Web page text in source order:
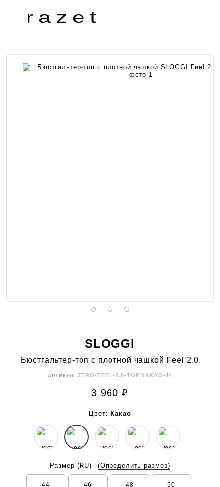
razet
SLOGGI
Бюстгальтер-топ с плотной чашкой Feel 2.0
АРТИКУЛ: ZERO-FEEL-2.0-TOP/КАКАО-44
3 960 ₽
Цвет: Какао
Размер (RU) (Определить размер)
44 46 48 50